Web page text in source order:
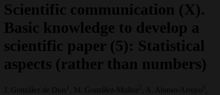
Scientific communication (X).
Basic knowledge to develop a
scientific paper (5): Statistical
aspects (rather than numbers)
J. González de Dios 1 , M. González-Muñoz , A. Alonso-Arroyo 3